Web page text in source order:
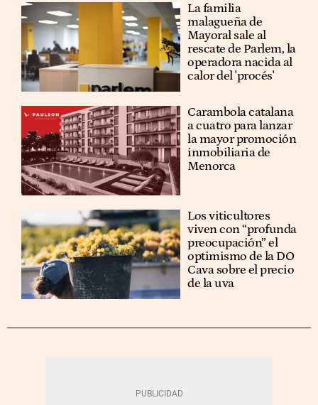
La familia
malagueña de
Mayoral sale al
rescate de Parlem, la
operadora nacida al
calor del 'procés'
Carambola catalana
a cuatro para lanzar
la mayor promoción
inmobiliaria de
Menorca
Los viticultores
viven con “profunda
preocupación” el
optimismo de la DO
Cava sobre el precio
de la uva